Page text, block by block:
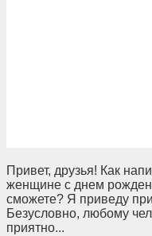
Привет, друзья! Как
женщине с днем
сможете? Я приведу
Безусловно, любому
приятно...